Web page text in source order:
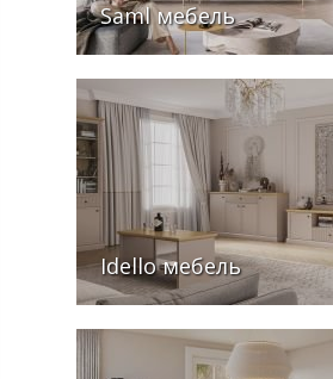
Saml мебель
Idello мебель